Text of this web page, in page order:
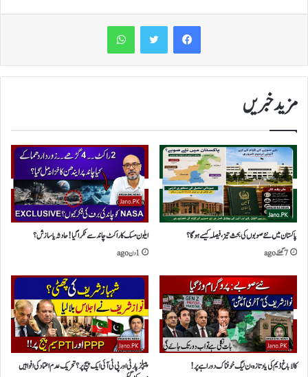
WhatsApp
مزید خبریں
پاکستان میں نئے صوبوں کی بحث تیز،فیصلہ کیسے ہوگا؟
7 گھنٹے ago
ایلون مسک کاراکٹ چاند سے ٹکرا گیا!حادثہ یا سازش؟
1 دن ago
کالاباغ ڈیم کی یاد تازہ،ن لیگ خوفناک دوراہے پر!
پیپلز پارٹی اور پی ٹی آئی ایک پیج پر؟ تحریک عدم اعتماد کی افواہیں